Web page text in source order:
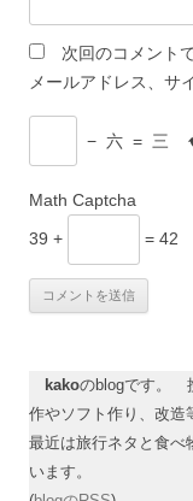
次回のコメント
メールアドレス、サ
− 六 = 三
Math Captcha
39 +
= 42
kakoのblogです。
作やソフト作り、改造
最近は旅行ネタと食べ
います。